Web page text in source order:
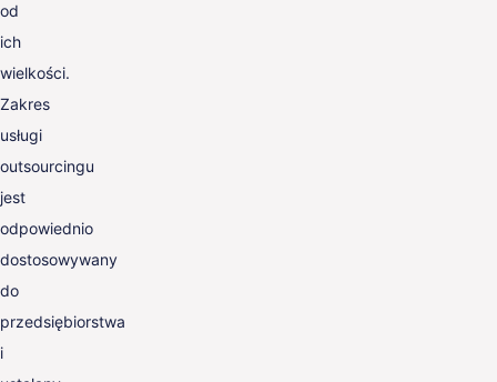
od
ich
wielkości.
Zakres
usługi
outsourcingu
jest
odpowiednio
dostosowywany
do
przedsiębiorstwa
i